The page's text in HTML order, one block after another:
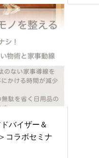
バイザー＆
コラボセミナ